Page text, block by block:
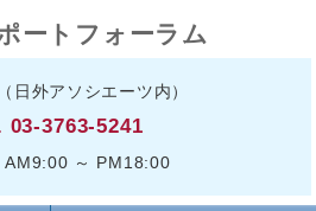
ートフォーラム
日外アソシエーツ内）
03-3763-5241
AM9:00 ～ PM18:00